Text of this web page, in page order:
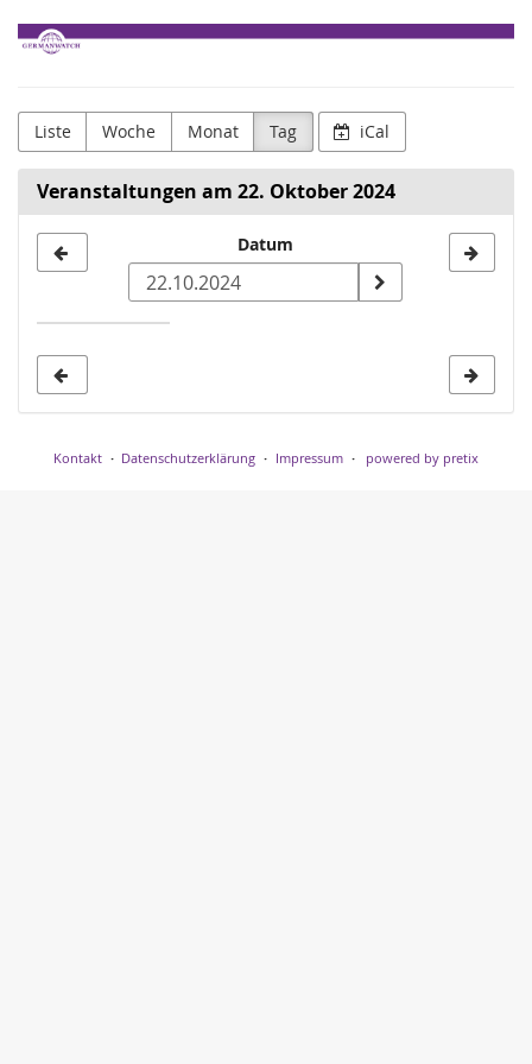
Zum
Haupt-
Germanwatch
Liste Woche Monat Tag iCal
Veranstaltungen am 22. Oktober 2024
zur
Anzeige
Datum
Kontakt Datenschutzerklärung Impressum powered by pretix